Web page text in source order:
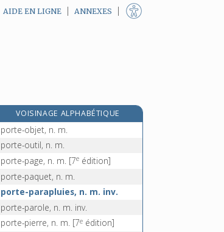
AIDE EN LIGNE ANNEXES
VOISINAGE ALPHABÉTIQUE
porte-musique, n. m. inv.
porte-objet, n. m.
porte-outil, n. m.
porte-page, n. m. [7e édition]
porte-paquet, n. m.
porte-parapluies, n. m. inv.
porte-parole, n. m. inv.
porte-pierre, n. m. [7e édition]